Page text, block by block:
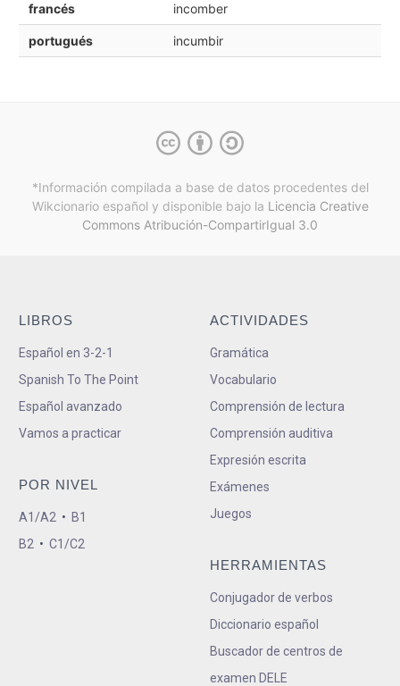
francés incomber
portugués incumbir
*Información compilada a base de datos procedentes del
Wikcionario español y disponible bajo la Licencia Creative
Commons Atribución-CompartirIgual 3.0
LIBROS
Español en 3-2-1
Spanish To The Point
Español avanzado
Vamos a practicar
POR NIVEL
A1/A2 • B1
B2 • C1/C2
ACTIVIDADES
Gramática
Vocabulario
Comprensión de lectura
Comprensión auditiva
Expresión escrita
Exámenes
Juegos
HERRAMIENTAS
Conjugador de verbos
Diccionario español
Buscador de centros de
examen DELE